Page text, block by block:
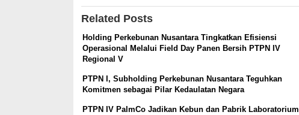
Related Posts
Holding Perkebunan Nusantara Tingkatkan Efisiensi
Operasional Melalui Field Day Panen Bersih PTPN IV
Regional V
PTPN I, Subholding Perkebunan Nusantara Teguhkan
Komitmen sebagai Pilar Kedaulatan Negara
PTPN IV PalmCo Jadikan Kebun dan Pabrik Laboratorium